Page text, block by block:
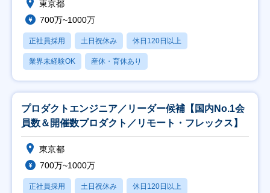
東京都
700万~1000万
正社員採用 土日祝休み 休日120日以上
業界未経験OK 産休・育休あり
プロダクトエンジニア／リーダー候補【国内No.1会
員数＆開催数プロダクト／リモート・フレックス】
東京都
700万~1000万
正社員採用 土日祝休み 休日120日以上